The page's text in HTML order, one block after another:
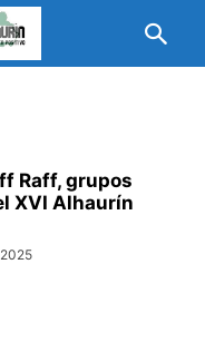
Raff, grupos
XVI Alhaurín